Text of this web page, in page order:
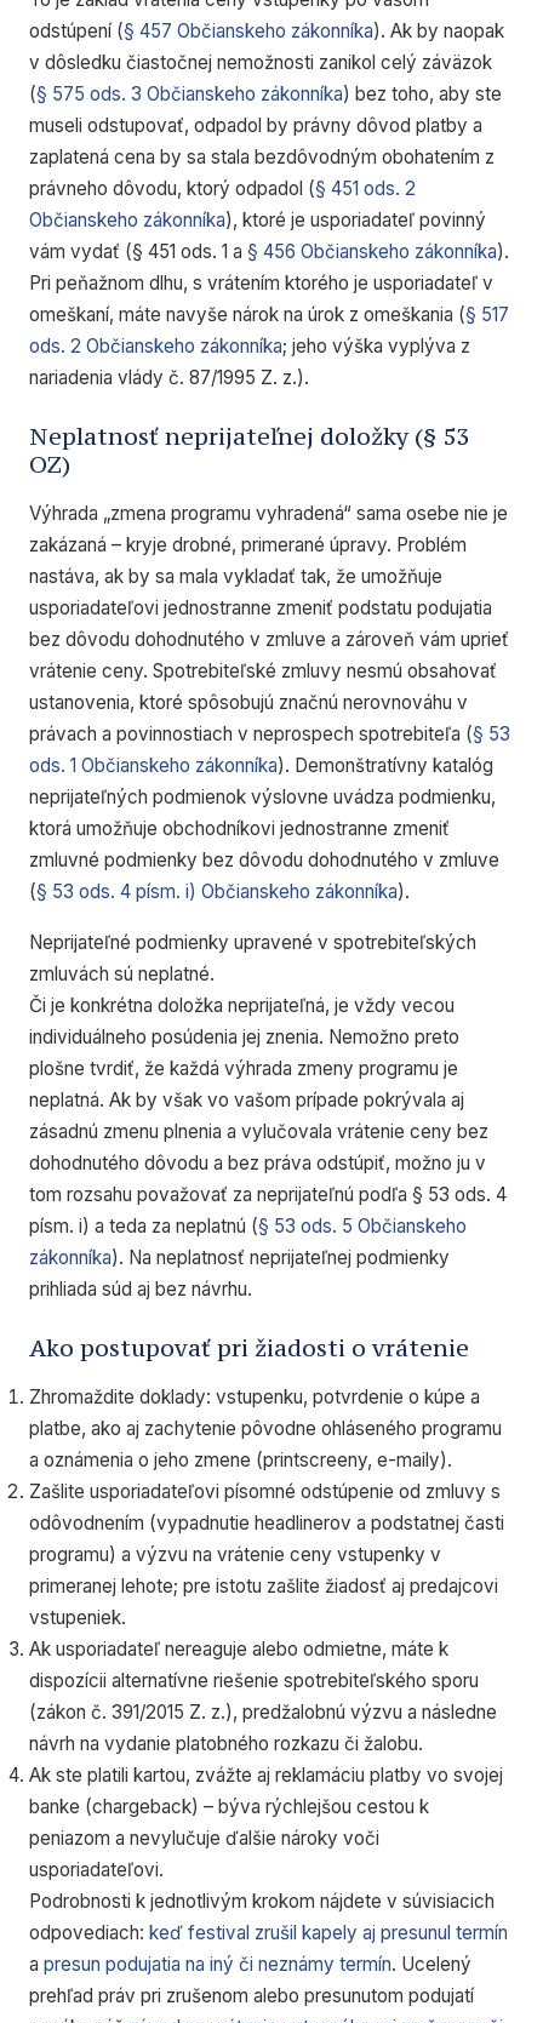
odstúpení (§ 457 Občianskeho zákonníka). Ak by naopak
v dôsledku čiastočnej nemožnosti zanikol celý záväzok
(§ 575 ods. 3 Občianskeho zákonníka) bez toho, aby ste
museli odstupovať, odpadol by právny dôvod platby a
zaplatená cena by sa stala bezdôvodným obohatením z
právneho dôvodu, ktorý odpadol (§ 451 ods. 2
Občianskeho zákonníka), ktoré je usporiadateľ povinný
vám vydať (§ 451 ods. 1 a § 456 Občianskeho zákonníka).
Pri peňažnom dlhu, s vrátením ktorého je usporiadateľ v
omeškaní, máte navyše nárok na úrok z omeškania (§ 517
ods. 2 Občianskeho zákonníka; jeho výška vyplýva z
nariadenia vlády č. 87/1995 Z. z.).
Neplatnosť neprijateľnej doložky (§ 53
OZ)
Výhrada „zmena programu vyhradená“ sama osebe nie je
zakázaná – kryje drobné, primerané úpravy. Problém
nastáva, ak by sa mala vykladať tak, že umožňuje
usporiadateľovi jednostranne zmeniť podstatu podujatia
bez dôvodu dohodnutého v zmluve a zároveň vám uprieť
vrátenie ceny. Spotrebiteľské zmluvy nesmú obsahovať
ustanovenia, ktoré spôsobujú značnú nerovnováhu v
právach a povinnostiach v neprospech spotrebiteľa (§ 53
ods. 1 Občianskeho zákonníka). Demonštratívny katalóg
neprijateľných podmienok výslovne uvádza podmienku,
ktorá umožňuje obchodníkovi jednostranne zmeniť
zmluvné podmienky bez dôvodu dohodnutého v zmluve
(§ 53 ods. 4 písm. i) Občianskeho zákonníka).
Neprijateľné podmienky upravené v spotrebiteľských
zmluvách sú neplatné.
Či je konkrétna doložka neprijateľná, je vždy vecou
individuálneho posúdenia jej znenia. Nemožno preto
plošne tvrdiť, že každá výhrada zmeny programu je
neplatná. Ak by však vo vašom prípade pokrývala aj
zásadnú zmenu plnenia a vylučovala vrátenie ceny bez
dohodnutého dôvodu a bez práva odstúpiť, možno ju v
tom rozsahu považovať za neprijateľnú podľa § 53 ods. 4
písm. i) a teda za neplatnú (§ 53 ods. 5 Občianskeho
zákonníka). Na neplatnosť neprijateľnej podmienky
prihliada súd aj bez návrhu.
Ako postupovať pri žiadosti o vrátenie
Zhromaždite doklady: vstupenku, potvrdenie o kúpe a
platbe, ako aj zachytenie pôvodne ohláseného programu
a oznámenia o jeho zmene (printscreeny, e-maily).
Zašlite usporiadateľovi písomné odstúpenie od zmluvy s
odôvodnením (vypadnutie headlinerov a podstatnej časti
programu) a výzvu na vrátenie ceny vstupenky v
primeranej lehote; pre istotu zašlite žiadosť aj predajcovi
vstupeniek.
Ak usporiadateľ nereaguje alebo odmietne, máte k
dispozícii alternatívne riešenie spotrebiteľského sporu
(zákon č. 391/2015 Z. z.), predžalobnú výzvu a následne
návrh na vydanie platobného rozkazu či žalobu.
Ak ste platili kartou, zvážte aj reklamáciu platby vo svojej
banke (chargeback) – býva rýchlejšou cestou k
peniazom a nevylučuje ďalšie nároky voči
usporiadateľovi.
Podrobnosti k jednotlivým krokom nájdete v súvisiacich
odpovediach: keď festival zrušil kapely aj presunul termín
a presun podujatia na iný či neznámy termín. Ucelený
prehľad práv pri zrušenom alebo presunutom podujatí